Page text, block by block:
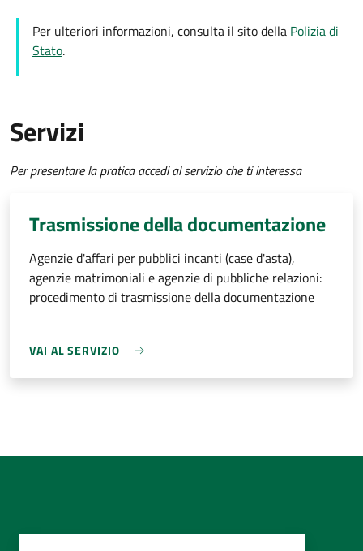
Per ulteriori informazioni, consulta il sito della Polizia di
Stato.
Servizi
Per presentare la pratica accedi al servizio che ti interessa
Trasmissione della documentazione
Agenzie d'affari per pubblici incanti (case d'asta),
agenzie matrimoniali e agenzie di pubbliche relazioni:
procedimento di trasmissione della documentazione
VAI AL SERVIZIO